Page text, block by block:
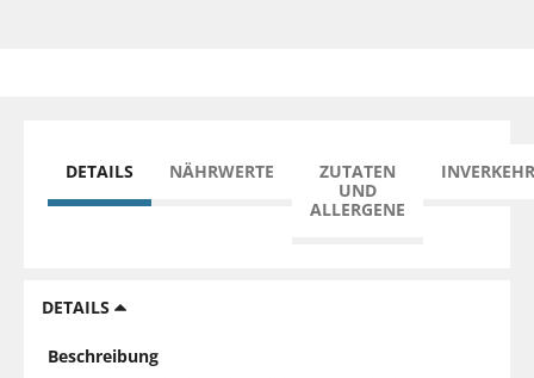
DETAILS NÄHRWERTE
ZUTATEN
UND
ALLERGENE
DETAILS
Beschreibung